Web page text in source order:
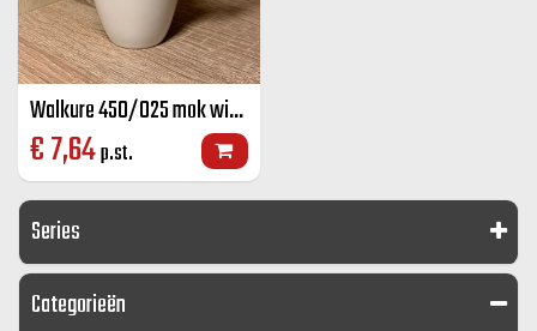
Series
Categorieën
Walkure 450/025 mok wit 25 cl
€7,64p.st.